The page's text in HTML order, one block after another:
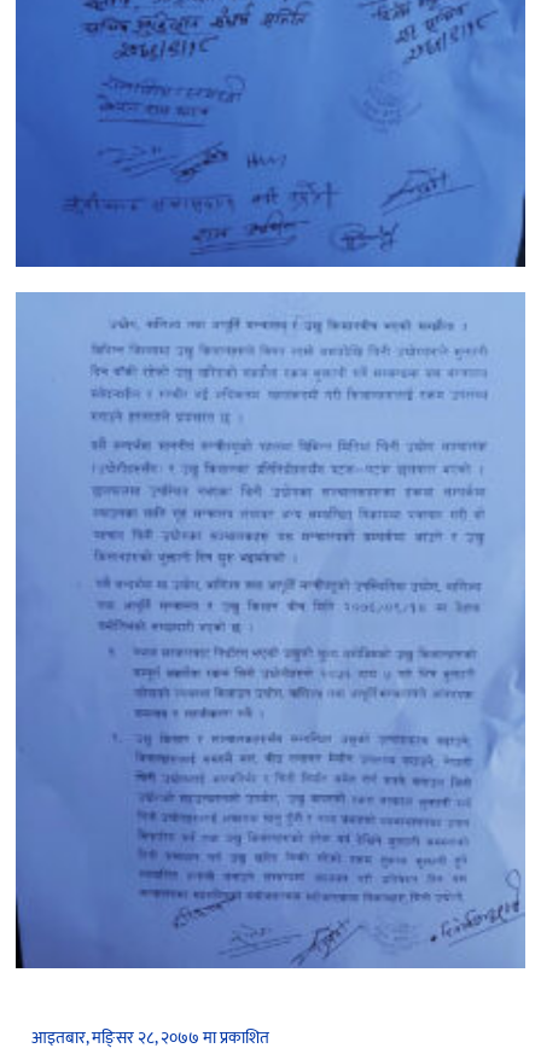
आइतबार, मङि्सर २८, २०७७ मा प्रकाशित